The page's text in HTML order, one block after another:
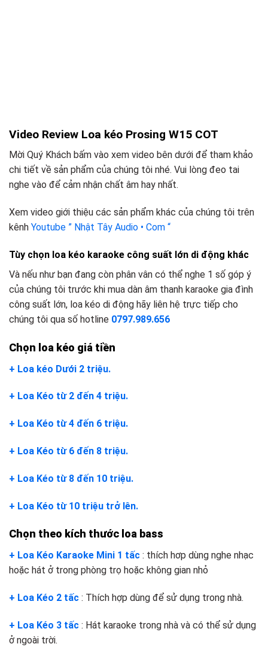
Video Review Loa kéo Prosing W15 COT
Mời Quý Khách bấm vào xem video bên dưới để tham khảo
chi tiết về sản phẩm của chúng tôi nhé. Vui lòng đeo tai
nghe vào để cảm nhận chất âm hay nhất.
Xem video giới thiệu các sản phẩm khác của chúng tôi trên
kênh Youtube ” Nhật Tây Audio • Com “
Tùy chọn loa kéo karaoke công suất lớn di động khác
Và nếu như bạn đang còn phân vân có thể nghe 1 số góp ý
của chúng tôi trước khi mua dàn âm thanh karaoke gia đình
công suất lớn, loa kéo di động hãy liên hệ trực tiếp cho
chúng tôi qua số hotline 0797.989.656
Chọn loa kéo giá tiền
+ Loa kéo Dưới 2 triệu.
+ Loa Kéo từ 2 đến 4 triệu.
+ Loa Kéo từ 4 đến 6 triệu.
+ Loa Kéo từ 6 đến 8 triệu.
+ Loa Kéo từ 8 đến 10 triệu.
+ Loa Kéo từ 10 triệu trở lên.
Chọn theo kích thước loa bass
+ Loa Kéo Karaoke Mini 1 tấc : thích hơp dùng nghe nhạc
hoặc hát ở trong phòng trọ hoặc không gian nhỏ
+ Loa Kéo 2 tấc : Thích hợp dùng để sử dụng trong nhà.
+ Loa Kéo 3 tấc : Hát karaoke trong nhà và có thể sử dụng
ở ngoài trời.